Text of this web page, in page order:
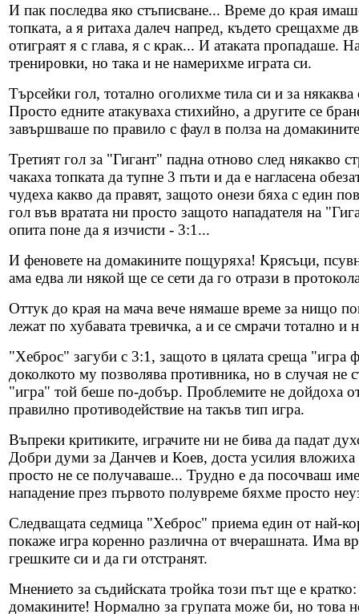
И пак последва яко стъписване... Време до края
топката, а я ритаха далеч напред, където срещахме
отиграят я с глава, я с крак... И атаката
тренировки, но така и не намерихме играта си.
Търсейки гол, тотално оголихме тила си и за
Просто едните атакуваха стихийно, а другите се
завършваше по правило с фаул в полза на
Третият гол за "Гигант" падна отново след някакво
чакаха топката да тупне 3 пъти и да е нагласена
чудеха какво да правят, защото онези бяха с един
гол във вратата ни просто защото нападателя на
опита поне да я изчисти - 3:1...
И феновете на домакините пощуряха! Крясъци,
ама едва ли някой ще се сети да го отрази в
Оттук до края на мача вече нямаше време за нищо
лежат по хубавата тревичка, а и се смрачи тотално
"Хеброс" загуби с 3:1, защото в цялата среща "игра
доколкото му позволява противника, но в случая не
"игра" той беше по-добър. Проблемите не дойдоха от
правилно противодействие на такъв тип игра.
Въпреки критиките, играчите ни не бива да падат
Добри думи за Данчев и Коев, доста усилия
просто не се получаваше... Трудно е да посочваш
нападение през първото полувреме бяхме просто
Следващата седмица "Хеброс" приема един от най-
покаже игра коренно различна от вчерашната. Има
грешките си и да ги отстранят.
Мнението за съдийската тройка този път ще е
домакините! Нормално за групата може би, но това